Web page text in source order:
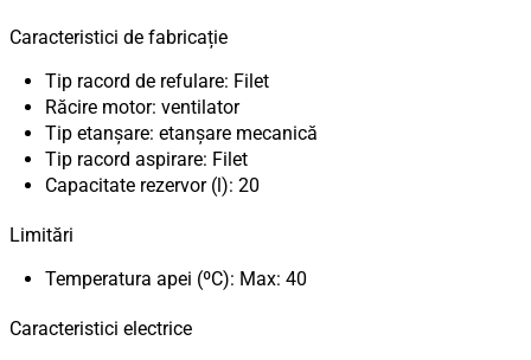
Caracteristici de fabricație
Tip racord de refulare: Filet
Răcire motor: ventilator
Tip etanșare: etanșare mecanică
Tip racord aspirare: Filet
Capacitate rezervor (l): 20
Limitări
Temperatura apei (ºC): Max: 40
Caracteristici electrice